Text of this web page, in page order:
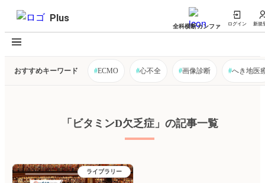
Plus
全科横断カンファ ログイン 新規
おすすめキーワード #ECMO #心不全 #画像診断 #へき地医
「ビタミンD欠乏症」の記事一覧
ライブラリー